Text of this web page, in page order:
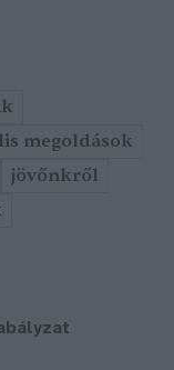
megoldások
jövőnkről